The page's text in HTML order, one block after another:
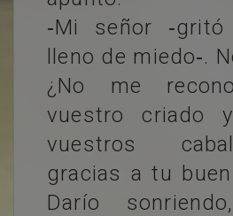
‐Mi señor
lleno de miedo‐.
¿No me
vuestro criado
vuestros
gracias a tu
Darío